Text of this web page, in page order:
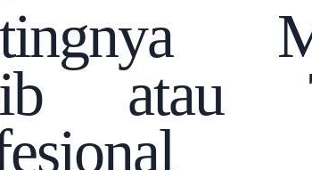
atau